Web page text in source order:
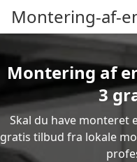
Montering-af-
Montering af
3
Skal du have monteret
gratis tilbud fra lokale